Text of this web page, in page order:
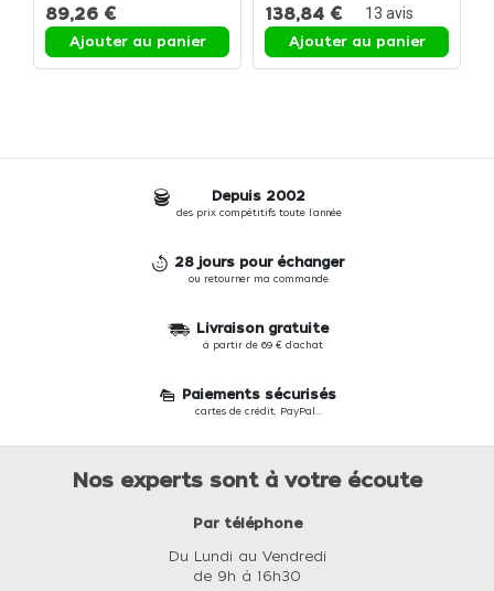
89,26 €
Ajouter au panier
13 avis
138,84 €
Ajouter au panier
Depuis 2002
des prix compétitifs toute l'année
28 jours pour échanger
ou retourner ma commande
Livraison gratuite
à partir de 69 € d'achat
Paiements sécurisés
cartes de crédit, PayPal...
Nos experts sont à votre écoute
Par téléphone
Du Lundi au Vendredi
de 9h à 16h30